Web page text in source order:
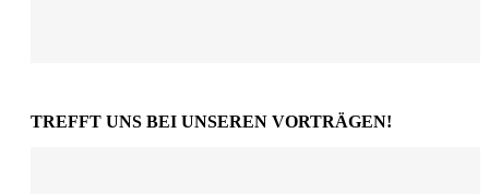
TREFFT UNS BEI UNSEREN VORTRÄGEN!